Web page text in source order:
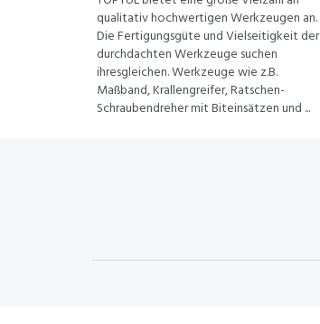
qualitativ hochwertigen Werkzeugen an.
Die Fertigungsgüte und Vielseitigkeit der
durchdachten Werkzeuge suchen
ihresgleichen. Werkzeuge wie z.B.
Maßband, Krallengreifer, Ratschen-
Schraubendreher mit Biteinsätzen und ...